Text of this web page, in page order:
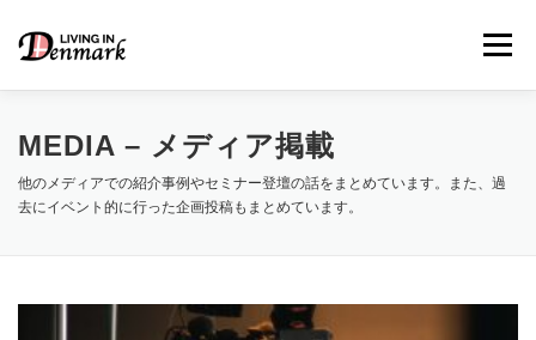
メニュー
LIFE TIPS– 生活便利帳 FOOD– ごはん事情
MEDIA – メディア掲載
他のメディアでの紹介事例やセミナー登壇の話をまとめています。また、過
去にイベント的に行った企画投稿もまとめています。